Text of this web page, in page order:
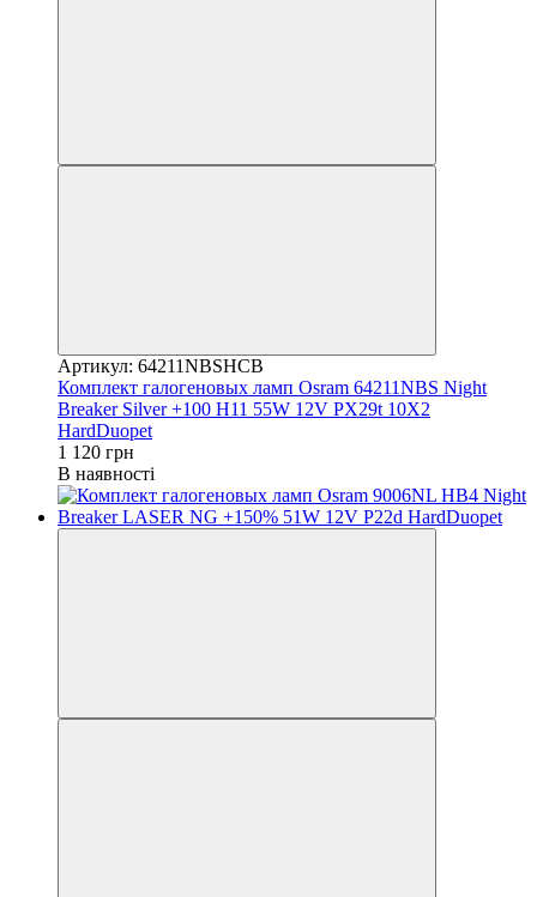
Артикул: 64211NBSHCB
Комплект галогеновых ламп Osram 64211NBS Night
Breaker Silver +100 H11 55W 12V PX29t 10X2
HardDuopet
1 120 грн
В наявності